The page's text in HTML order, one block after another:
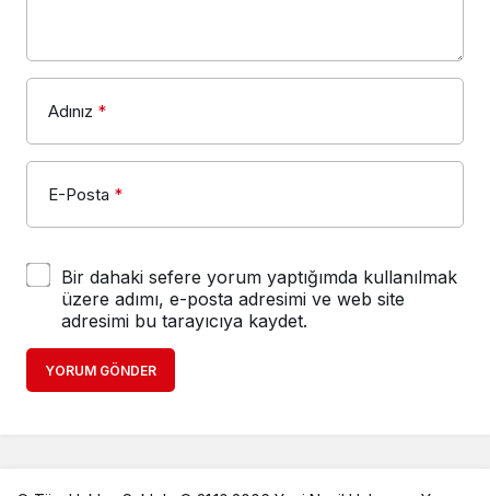
Adınız *
E-Posta *
Bir dahaki sefere yorum yaptığımda kullanılmak
üzere adımı, e-posta adresimi ve web site
adresimi bu tarayıcıya kaydet.
YORUM GÖNDER